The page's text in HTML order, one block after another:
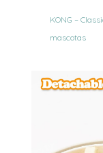
KONG –
mascotas